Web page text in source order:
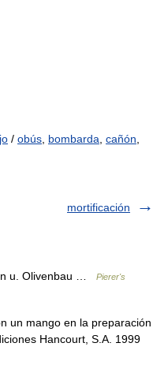
/ obús bombarda cañón
mortificación
u. Olivenbau …
Pierer's
un mango en la preparación
Hancourt, S.A. 1999